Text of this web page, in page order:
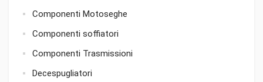
Componenti Motoseghe
Componenti soffiatori
Componenti Trasmissioni
Decespugliatori